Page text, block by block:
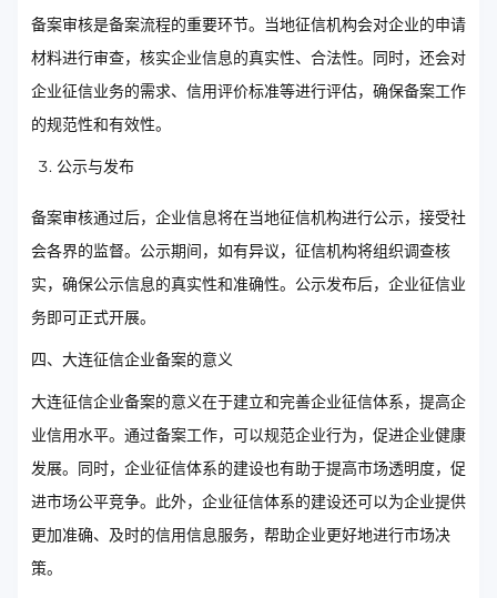
备案审核是备案流程的重要环节。当地征信机构会对企业的申请
材料进行审查，核实企业信息的真实性、合法性。同时，还会对
企业征信业务的需求、信用评价标准等进行评估，确保备案工作
的规范性和有效性。
公示与发布
备案审核通过后，企业信息将在当地征信机构进行公示，接受社
会各界的监督。公示期间，如有异议，征信机构将组织调查核
实，确保公示信息的真实性和准确性。公示发布后，企业征信业
务即可正式开展。
四、大连征信企业备案的意义
大连征信企业备案的意义在于建立和完善企业征信体系，提高企
业信用水平。通过备案工作，可以规范企业行为，促进企业健康
发展。同时，企业征信体系的建设也有助于提高市场透明度，促
进市场公平竞争。此外，企业征信体系的建设还可以为企业提供
更加准确、及时的信用信息服务，帮助企业更好地进行市场决
策。